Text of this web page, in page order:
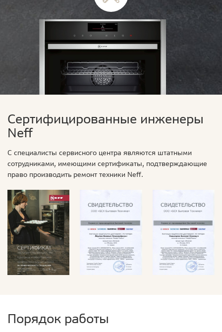
Сертифицированные инженеры
Neff
С специалисты сервисного центра являются штатными
сотрудниками, имеющими сертификаты, подтверждающие
право производить ремонт техники Neff.
Порядок работы